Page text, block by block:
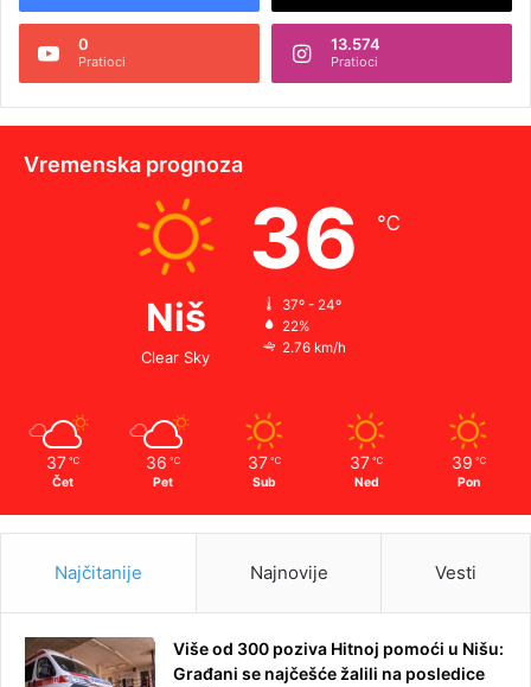
0
Pratioci
13.574
Pratioci
Vremenska prognoza
Niš
Clear Sky
36 ℃
37º - 24º
22%
2.76 km/h
37 ℃
Čet
36 ℃
Pet
37 ℃
Sub
37 ℃
Ned
39 ℃
Pon
Najčitanije Najnovije Vesti
Više od 300 poziva Hitnoj pomoći u Nišu:
Građani se najčešće žalili na posledice